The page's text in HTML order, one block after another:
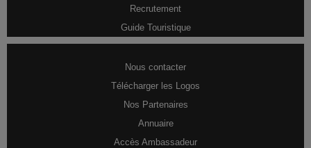
Recrutement
Guide Touristique
Nous contacter
Télécharger les Logos
Nos Partenaires
Annuaire
Accès Ambassadeur